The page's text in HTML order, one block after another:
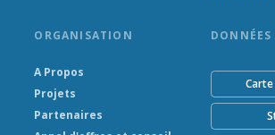
ORGANISATION
A Propos
Projets
Partenaires